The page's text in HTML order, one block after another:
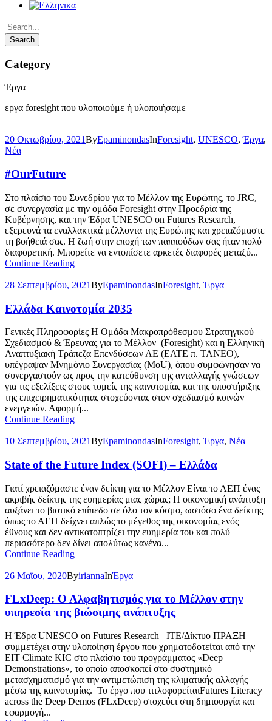
Category
Έργα
εργα foresight που υλοποιούμε ή υλοποιήσαμε
20 Οκτωβρίου, 2021ByEpaminondasInForesight, UNESCO, Έργα,
Νέα
#OurFuture
Στο πλαίσιο του Συνεδρίου για το Μέλλον της Ευρώπης, το JRC,
σε συνεργασία με την ομάδα Foresight στην Προεδρία της
Κυβέρνησης, και την Έδρα UNESCO on Futures Research,
εξερευνά τα εναλλακτικά μέλλοντα της Ευρώπης και χρειαζόμαστε
τη βοήθειά σας. Η ζωή στην εποχή των παππούδων σας ήταν πολύ
διαφορετική. Μπορείτε να εντοπίσετε αρκετές διαφορές μεταξύ...
Continue Reading
28 Σεπτεμβρίου, 2021ByEpaminondasInForesight, Έργα
Ελλάδα Καινοτομία 2035
Γενικές Πληροφορίες Η Ομάδα Μακροπρόθεσμου Στρατηγικού
Σχεδιασμού & Έρευνας για το Μέλλον (Foresight) και η Ελληνική
Αναπτυξιακή Τράπεζα Επενδύσεων ΑΕ (ΕΑΤΕ π. ΤΑΝΕΟ),
υπέγραψαν Μνημόνιο Συνεργασίας (MoU), όπου συμφώνησαν να
συνεργαστούν ως προς την κατεύθυνση της ανταλλαγής γνώσεων
για τις εξελίξεις στους τομείς της καινοτομίας και της υποστήριξης
της επιχειρηματικότητας στοχεύοντας στον σχεδιασμό κοινών
ενεργειών. Αφορμή...
Continue Reading
10 Σεπτεμβρίου, 2021ByEpaminondasInForesight, Έργα, Νέα
State of the Future Index (SOFI) – Ελλάδα
Γιατί χρειαζόμαστε έναν δείκτη για το Μέλλον Είναι το ΑΕΠ ένας
ακριβής δείκτης της ευημερίας μιας χώρας; Η οικονομική ανάπτυξη
αυξάνει το βιοτικό επίπεδο σε όλο τον κόσμο, ωστόσο ένα δείκτης
όπως το ΑΕΠ δείχνει απλώς το μέγεθος της οικονομίας ενός
έθνους και δεν αντικατοπτρίζει την ευημερία του και πολύ
περισσότερο δεν δίνει απολύτως κανένα...
Continue Reading
26 Μαΐου, 2020ByiriannaInΈργα
FLxDeep: Ο Αλφαβητισμός για το Μέλλον στην
υπηρεσία της βιώσιμης ανάπτυξης
Η Έδρα UNESCO on Futures Research_ ΙΤΕ/Δίκτυο ΠΡΑΞΗ
συμμετέχει στην υλοποίηση έργου που χρηματοδοτείται από την
EIT Climate KIC στο πλαίσιο του προγράμματος «Deep
Demonstrations», το οποίο αποσκοπεί στο συστημικό
μετασχηματισμό για την αντιμετώπιση της κλιματικής αλλαγής
μέσω της καινοτομίας. Το έργο που τιτλοφορείταιFutures Literacy
across the Deep Demos (FLxDeep) στοχεύει στη δημιουργία και
εφαρμογή...